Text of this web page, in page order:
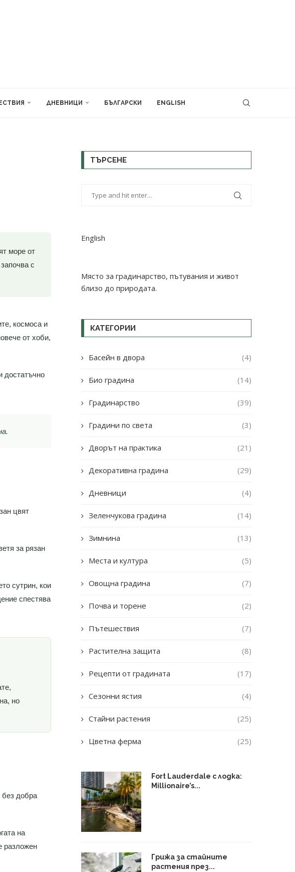
ДНЕВНИЦИ БЪЛГАРСКИ ENGLISH
море от
с
космоса и
от хоби,
достатъчно
цвят
за рязан
сутрин, кои
спестява
но
без добра
на
разложен
ТЪРСЕНЕ
English
Място за градинарство, пътувания и живот
близо до природата.
КАТЕГОРИИ
Басейн в двора (4)
Био градина (14)
Градинарство (39)
Градини по света (3)
Дворът на практика (21)
Декоративна градина (29)
Дневници (4)
Зеленчукова градина (14)
Зимнина (13)
Места и култура (5)
Овощна градина (7)
Почва и торене (2)
Пътешествия (7)
Растителна защита (8)
Рецепти от градината (17)
Сезонни ястия (4)
Стайни растения (25)
Цветна ферма (25)
Fort Lauderdale с лодка:
Millionaire’s...
Грижа за стайните
растения през...